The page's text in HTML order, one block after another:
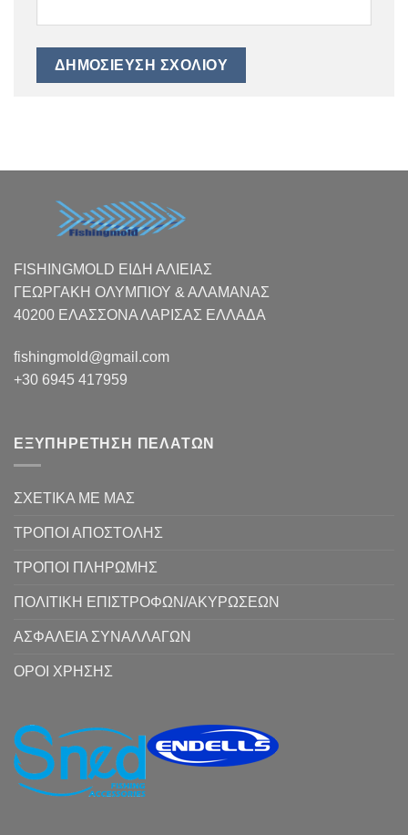
FISHINGMOLD ΕΙΔΗ ΑΛΙΕΙΑΣ
ΓΕΩΡΓΑΚΗ ΟΛΥΜΠΙΟΥ & ΑΛΑΜΑΝΑΣ
40200 ΕΛΑΣΣΟΝΑ ΛΑΡΙΣΑΣ EΛΛΑΔΑ
fishingmold@gmail.com
+30 6945 417959
ΕΞΥΠΗΡΕΤΗΣΗ ΠΕΛΑΤΩΝ
ΣΧΕΤΙΚΑ ΜΕ ΜΑΣ
ΤΡΟΠΟΙ ΑΠΟΣΤΟΛΗΣ
ΤΡΟΠΟΙ ΠΛΗΡΩΜΗΣ
ΠΟΛΙΤΙΚΗ ΕΠΙΣΤΡΟΦΩΝ/ΑΚΥΡΩΣΕΩΝ
ΑΣΦΑΛΕΙΑ ΣΥΝΑΛΛΑΓΩΝ
ΟΡΟΙ ΧΡΗΣΗΣ